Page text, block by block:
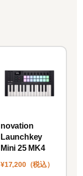
novation
Launchkey
Mini 25 MK4
¥17,200（税込）